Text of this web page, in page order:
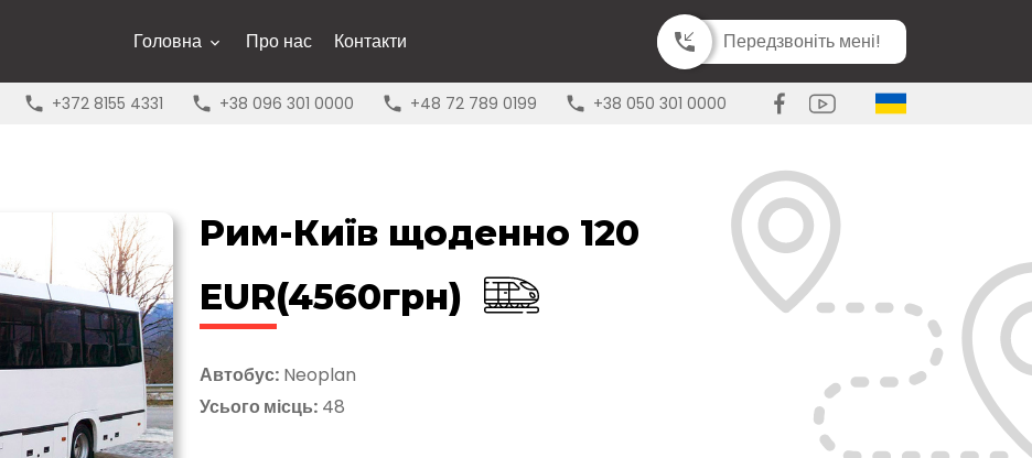
Головна Про нас Контакти Передзвоніть мені!
+372 8155 4331 +38 096 301 0000 +48 72 789 0199 +38 050 301 0000
Рим-Київ щоденно 120
EUR(4560грн)
Автобус: Neoplan
Усього місць: 48